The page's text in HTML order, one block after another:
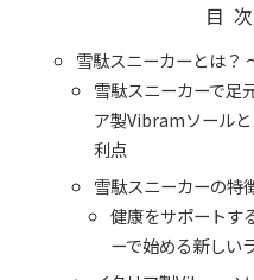
目次
雪駄スニーカーとは？
雪駄スニーカーで足
ア製Vibramソール
利点
雪駄スニーカーの特
健康をサポートす
ーで始める新しい